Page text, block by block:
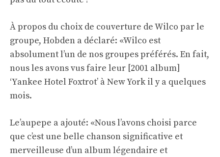
À propos du choix de couverture de Wilco par le
groupe, Hobden a déclaré: «Wilco est
absolument l’un de nos groupes préférés. En fait,
nous les avons vus faire leur [2001 album]
‘Yankee Hotel Foxtrot’ à New York il y a quelques
mois.
Le’aupepe a ajouté: «Nous l’avons choisi parce
que c’est une belle chanson significative et
merveilleuse d’un album légendaire et